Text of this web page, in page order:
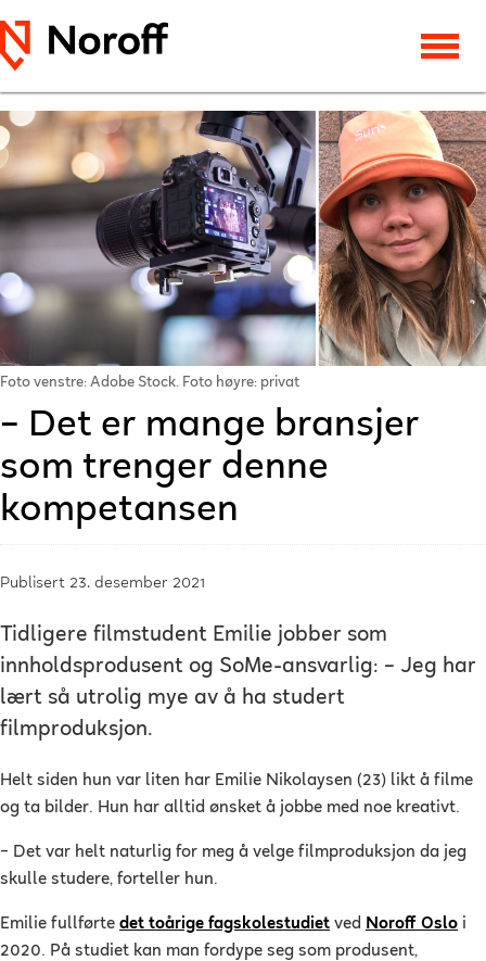
Foto venstre: Adobe Stock. Foto høyre: privat
– Det er mange bransjer
som trenger denne
kompetansen
Publisert 23. desember 2021
Tidligere filmstudent Emilie jobber som
innholdsprodusent og SoMe-ansvarlig: – Jeg har
lært så utrolig mye av å ha studert
filmproduksjon.
Helt siden hun var liten har Emilie Nikolaysen (23) likt å filme
og ta bilder. Hun har alltid ønsket å jobbe med noe kreativt.
– Det var helt naturlig for meg å velge filmproduksjon da jeg
skulle studere, forteller hun.
Emilie fullførte det toårige fagskolestudiet ved Noroff Oslo i
2020. På studiet kan man fordype seg som produsent,